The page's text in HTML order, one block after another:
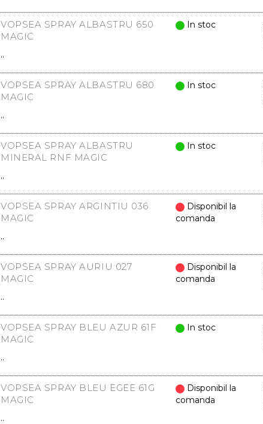
VOPSEA SPRAY ALBASTRU 650
MAGIC
..
In stoc
VOPSEA SPRAY ALBASTRU 680
MAGIC
..
In stoc
VOPSEA SPRAY ALBASTRU
MINERAL RNF MAGIC
..
In stoc
VOPSEA SPRAY ARGINTIU 036
MAGIC
..
Disponibil la
comanda
VOPSEA SPRAY AURIU 027
MAGIC
..
Disponibil la
comanda
VOPSEA SPRAY BLEU AZUR 61F
MAGIC
..
In stoc
VOPSEA SPRAY BLEU EGEE 61G
MAGIC
..
Disponibil la
comanda